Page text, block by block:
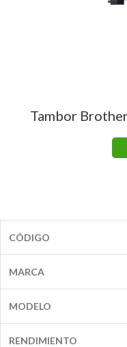
Tambor
CÓDIGO
MARCA
MODELO
RENDIMIENTO